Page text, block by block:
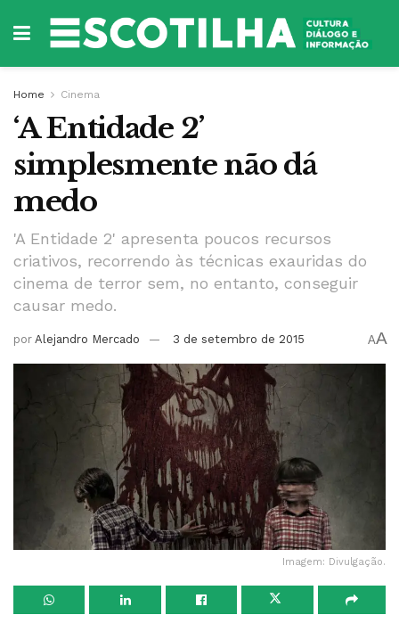
Home Cinema
‘A Entidade 2’
simplesmente não dá
medo
'A Entidade 2' apresenta poucos recursos
criativos, recorrendo às técnicas exauridas do
cinema de terror sem, no entanto, conseguir
causar medo.
por Alejandro Mercado 3 de setembro de 2015 AA
Imagem: Divulgação.